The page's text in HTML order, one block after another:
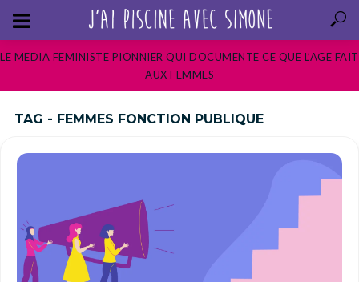
LE MEDIA FEMINISTE PIONNIER QUI DOCUMENTE CE QUE L’AGE FAIT
AUX FEMMES
TAG - FEMMES FONCTION PUBLIQUE